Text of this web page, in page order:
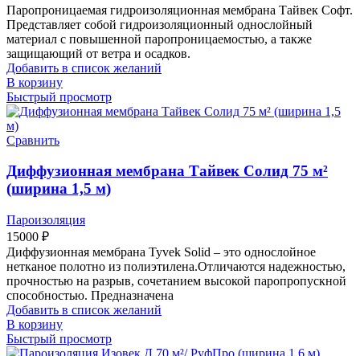
Паропроницаемая гидроизоляционная мембрана Тайвек Софт.
Представляет собой гидроизоляционный однослойный
материал с повышенной паропроницаемостью, а также
защищающий от ветра и осадков.
Добавить в список желаний
В корзину
Быстрый просмотр
Сравнить
Диффузионная мембрана Тайвек Солид 75 м²
(ширина 1,5 м)
Пароизоляция
15000 ₽
Диффузионная мембрана Tyvek Solid – это однослойное
нетканое полотно из полиэтилена.Отличаются надежностью,
прочностью на разрыв, сочетанием высокой паропропускной
способностью. Предназначена
Добавить в список желаний
В корзину
Быстрый просмотр